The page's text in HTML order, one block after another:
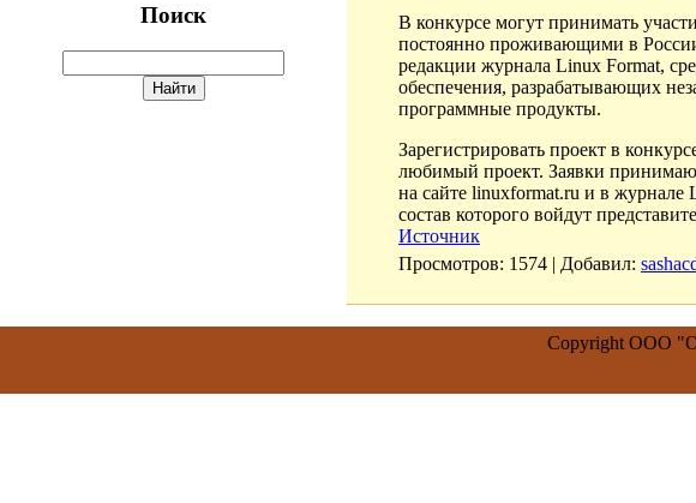
Поиск
В конкурсе могут принимать
постоянно проживающими в
редакции журнала Linux Format,
обеспечения, разрабатывающих
программные продукты.
Зарегистрировать проект в
любимый проект. Заявки
на сайте linuxformat.ru и в журнале
состав которого войдут
Источник
Просмотров: 1574 | Добавил:
Copyright ООО